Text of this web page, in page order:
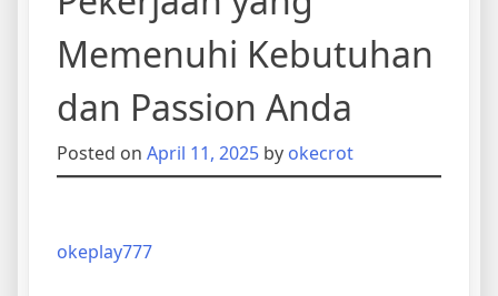
Memenuhi Kebutuhan
dan Passion Anda
Posted on April 11, 2025 by okecrot
okeplay777